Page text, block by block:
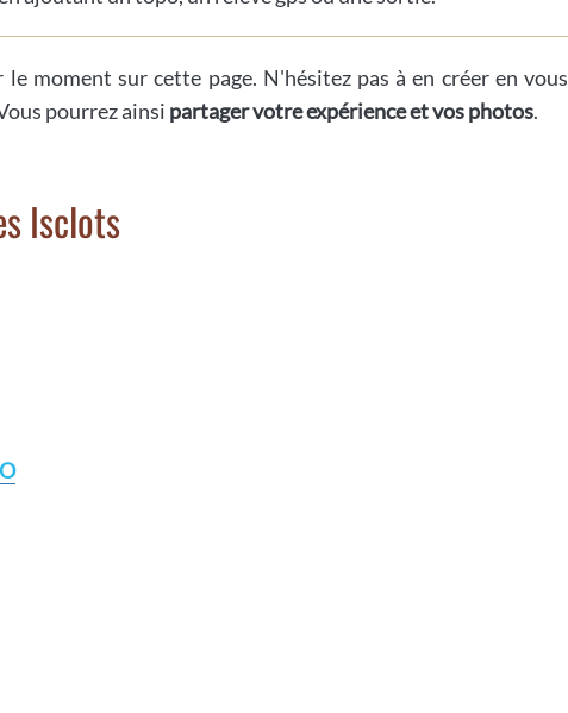
moment sur cette page. N'hésitez pas à en créer en vous
pourrez ainsi partager votre expérience et vos photos.
Isclots